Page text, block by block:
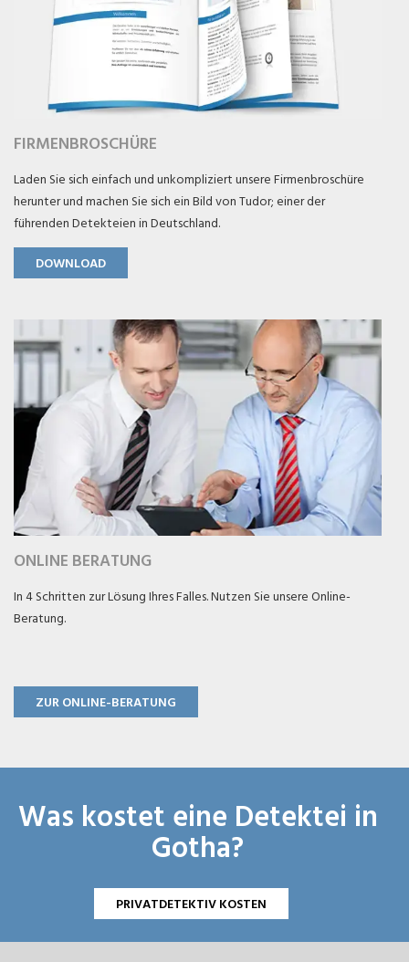
FIRMENBROSCHÜRE
Laden Sie sich einfach und unkompliziert unsere Firmenbroschüre
herunter und machen Sie sich ein Bild von Tudor; einer der
führenden Detekteien in Deutschland.
DOWNLOAD
ONLINE BERATUNG
In 4 Schritten zur Lösung Ihres Falles. Nutzen Sie unsere Online-
Beratung.
ZUR ONLINE-BERATUNG
Was kostet eine Detektei in
Gotha?
PRIVATDETEKTIV KOSTEN